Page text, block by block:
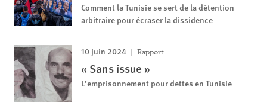
Comment la Tunisie se sert de la détention
arbitraire pour écraser la dissidence
10 juin 2024 Rapport
« Sans issue »
L’emprisonnement pour dettes en Tunisie